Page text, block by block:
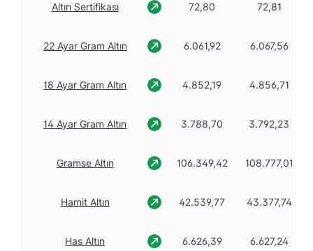
Altın Sertifikası 72,80 72,81
22 Ayar Gram Altın 6.061,92 6.067,56
18 Ayar Gram Altın 4.852,19 4.856,71
14 Ayar Gram Altın 3.788,70 3.792,23
Gramse Altın 106.349,42 108.777,01
Hamit Altın 42.539,77 43.377,74
Has Altın 6.626,39 6.627,24